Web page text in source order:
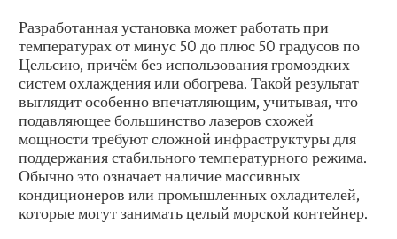
Разработанная установка может работать при
температурах от минус 50 до плюс 50 градусов по
Цельсию, причём без использования громоздких
систем охлаждения или обогрева. Такой результат
выглядит особенно впечатляющим, учитывая, что
подавляющее большинство лазеров схожей
мощности требуют сложной инфраструктуры для
поддержания стабильного температурного режима.
Обычно это означает наличие массивных
кондиционеров или промышленных охладителей,
которые могут занимать целый морской контейнер.